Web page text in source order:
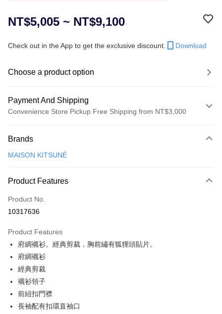
NT$5,005 ~ NT$9,100
Check out in the App to get the exclusive discount. Download
Choose a product option
Payment And Shipping
Convenience Store Pickup Free Shipping from NT$3,000
Credit Card (Full Payment)
ATM Transfer
Shipping Method
NT$100/order | Free shipping on orders of NT$3,000 or more
付款後萊爾富取貨
付款後7-11取貨
NT$100/order | Free shipping on orders of NT$3,000 or more
Brands
MAISON KITSUNÉ
Product Features
Product No.
10317636
Product Features
府綢襯衫。經典剪裁，胸前繡有狐狸頭貼片。
府綢襯衫
經典剪裁
襯衫領子
前紐扣門襟
長袖配有扣環直袖口